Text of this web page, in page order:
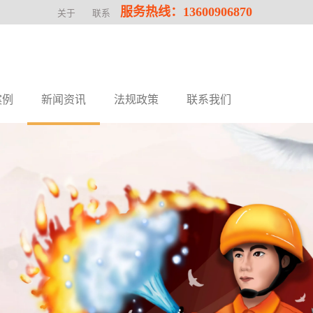
关于 联系 服务热线：13600906870
新闻资讯 法规政策 联系我们